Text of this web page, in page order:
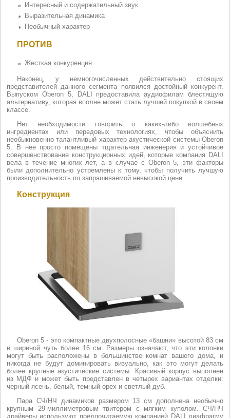
Интересный и содержательный звук
Выразительная динамика
Необычный характер
ПРОТИВ
Жесткая конкуренция
Наконец, у немногочисленных действительно стоящих
представителей данного сегмента появился достойный конкурент.
Выпуском Oberon 5, DALI предоставила аудиофилам блестящую
альтернативу, которая вполне может стать лучшей покупкой в своем
классе.
Нет необходимости говорить о каких-либо волшебных
ингредиентах или передовых технологиях, чтобы объяснить
необыкновенно талантливый характер акустической системы Oberon
5. В нее просто помещены тщательная инженерия и устойчивое
совершенствование конструкционных идей, которые компания DALI
вела в течение многих лет, а в случае с Oberon 5, эти факторы
были дополнительно устремлены к тому, чтобы получить лучшую
производительность по запрашиваемой невысокой цене.
Конструкция
Oberon 5 - это компактные двухполосные «башни» высотой 83 см
и шириной чуть более 16 см. Размеры означают, что эти колонки
могут быть расположены в большинстве комнат вашего дома, и
никогда не будут доминировать визуально, как это могут делать
более крупные акустические системы. Красивый корпус выполнен
из МДФ и может быть представлен в четырех вариантах отделки:
черный ясень, белый, темный орех и светлый дуб.
Пара СЧ/НЧ динамиков размером 13 см дополнена необычно
крупным 29-миллиметровым твитером с мягким куполом. СЧ/НЧ
драйверы используют предпочитаемую компанией DALI диафрагму